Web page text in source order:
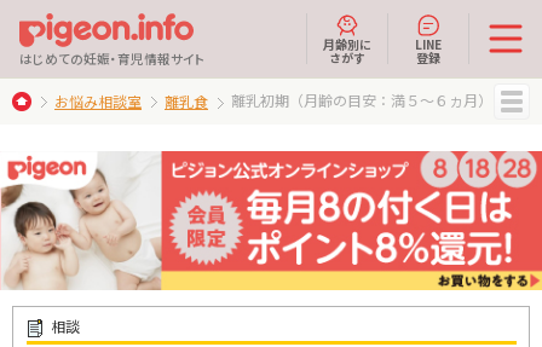
はじめての妊娠・育児情報サイト
月齢別に
さがす
LINE
登録
お悩み相談室 離乳食 離乳初期（月齢の目安：満５～６ヵ月）
相談